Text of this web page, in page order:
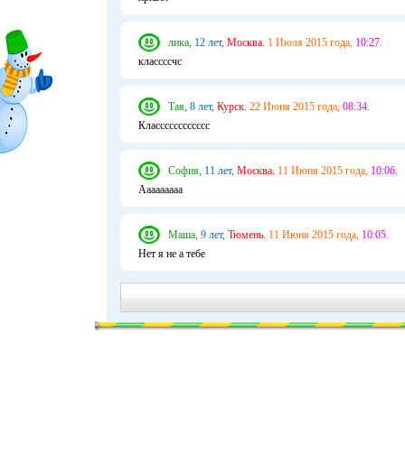
лика, 12 лет, Москва. 1 Июля 2015 года, 10:27.
классссчс
Тая, 8 лет, Курск. 22 Июня 2015 года, 08:34.
Класссссссссссс
София, 11 лет, Москва. 11 Июня 2015 года, 10:06.
Ааааааааа
Маша, 9 лет, Тюмень. 11 Июня 2015 года, 10:05.
Нет я не а тебе